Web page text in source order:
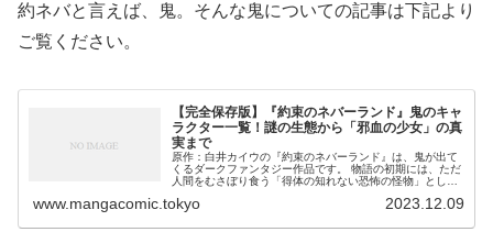
約ネバと言えば、鬼。そんな鬼についての記事は下記より
ご覧ください。
【完全保存版】『約束のネバーランド』鬼のキャ
ラクター一覧！謎の生態から「邪血の少女」の真
実まで
原作：白井カイウの『約束のネバーランド』は、鬼が出て
くるダークファンタジー作品です。 物語の初期には、ただ
人間をむさぼり食う「得体の知れない恐怖の怪物」として
驚異の生態や複雑な階級社会、...
www.mangacomic.tokyo 2023.12.09